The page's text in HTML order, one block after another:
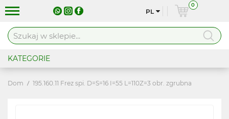
PL
0
KATEGORIE
Dom 195.160.11 Frez spi. D=S=16 I=55 L=110Z=3 obr. zgrubna